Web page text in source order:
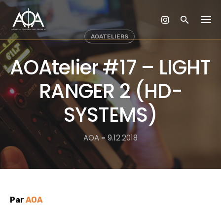
Skip
content
AOATELIERS
AOAtelier #17 – LIGHT
RANGER 2 (HD-
SYSTEMS)
AOA-9.12.2018
Par AOA